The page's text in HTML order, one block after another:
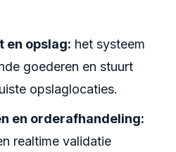
en opslag: het systeem
goederen en stuurt
opslaglocaties.
en orderafhandeling:
realtime validatie